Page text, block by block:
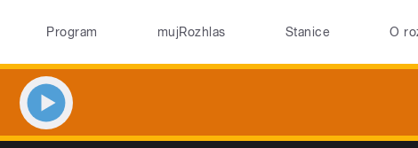
Program mujRozhlas Stanice O